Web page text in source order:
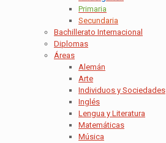
Primaria
Secundaria
Bachillerato Internacional
Diplomas
Áreas
Alemán
Arte
Individuos y Sociedades
Inglés
Lengua y Literatura
Matemáticas
Música